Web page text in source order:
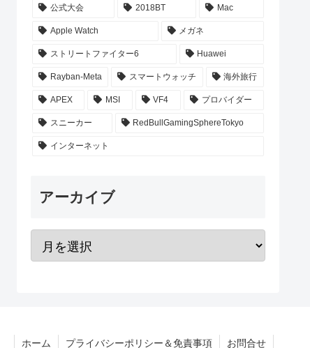
公式大会 2018BT Mac
Apple Watch メガネ
ストリートファイター6 Huawei
Rayban-Meta スマートウォッチ 海外旅行
APEX MSI VF4 プロバイダー
スニーカー RedBullGamingSphereTokyo
インターネット
アーカイブ
ホーム プライバシーポリシー＆免責事項 お問合せ